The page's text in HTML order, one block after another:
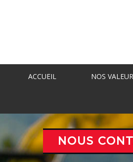
ACCUEIL NOS
NOUS